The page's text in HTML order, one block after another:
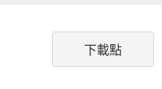
下載點